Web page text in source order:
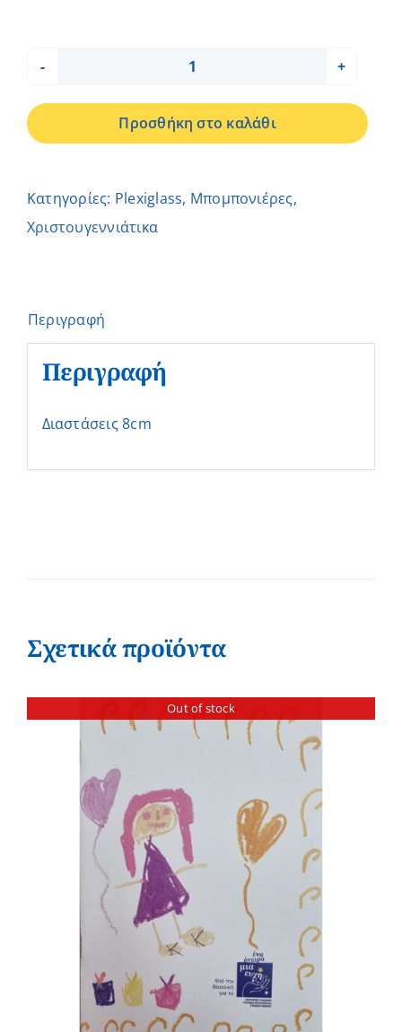
ασημί
Plexiglass
βάση
Προσθήκη στο καλάθι
Κατηγορίες: Plexiglass, Μπομπονιέρες,
Χριστουγεννιάτικα
Περιγραφή
Περιγραφή
Διαστάσεις 8cm
Σχετικά προϊόντα
Out of stock